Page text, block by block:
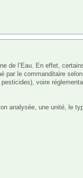
par le commanditaire
voire
analysée, une unité, le